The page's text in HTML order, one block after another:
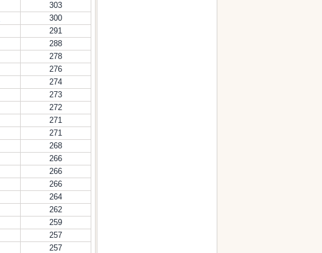
303
300
291
288
278
276
274
273
272
271
271
268
266
266
266
264
262
259
257
257